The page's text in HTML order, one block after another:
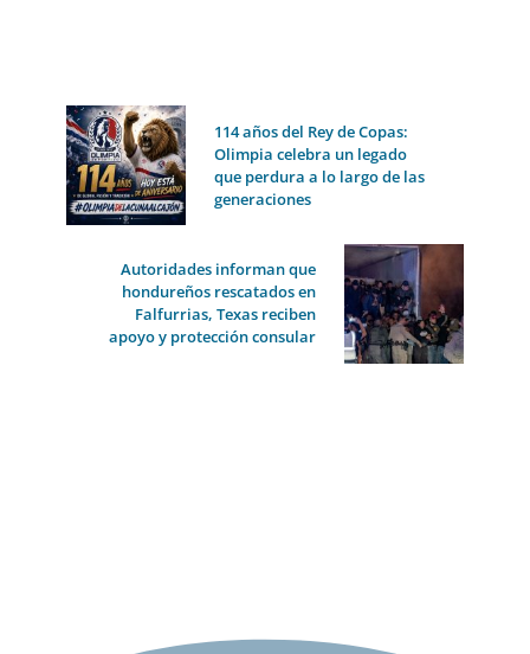
114 años del Rey de Copas:
Olimpia celebra un legado
que perdura a lo largo de las
generaciones
Autoridades informan que
hondureños rescatados en
Falfurrias, Texas reciben
apoyo y protección consular